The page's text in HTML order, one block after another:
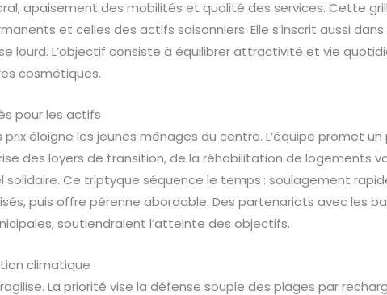
apaisement des mobilités et qualité des services. Cette
et celles des actifs saisonniers. Elle s’inscrit aussi
lourd. L’objectif consiste à équilibrer attractivité et vie
cosmétiques.
pour les actifs
prix éloigne les jeunes ménages du centre. L’équipe promet
des loyers de transition, de la réhabilitation de logements
solidaire. Ce triptyque séquence le temps : soulagement
puis offre pérenne abordable. Des partenariats avec les
soutiendraient l’atteinte des objectifs.
climatique
La priorité vise la défense souple des plages par